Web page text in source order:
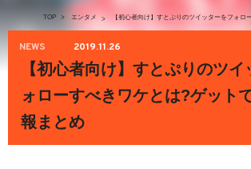
TOP > エンタメ >
NEWS 2019.11.26
【初心者向け】すとぷりのツイ
ォローすべきワケとは?ゲット
報まとめ